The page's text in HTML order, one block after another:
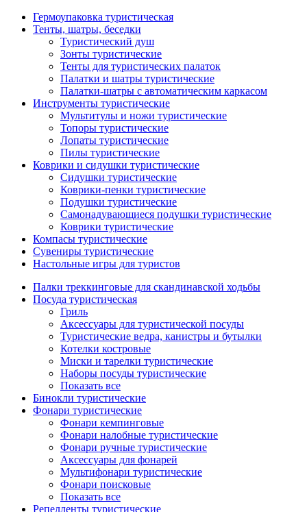
Гермоупаковка туристическая
Тенты, шатры, беседки
Туристический душ
Зонты туристические
Тенты для туристических палаток
Палатки и шатры туристические
Палатки-шатры с автоматическим каркасом
Инструменты туристические
Мультитулы и ножи туристические
Топоры туристические
Лопаты туристические
Пилы туристические
Коврики и сидушки туристические
Сидушки туристические
Коврики-пенки туристические
Подушки туристические
Самонадувающиеся подушки туристические
Коврики туристические
Компасы туристические
Сувениры туристические
Настольные игры для туристов
Палки треккинговые для скандинавской ходьбы
Посуда туристическая
Гриль
Аксессуары для туристической посуды
Туристические ведра, канистры и бутылки
Котелки костровые
Миски и тарелки туристические
Наборы посуды туристические
Показать все
Бинокли туристические
Фонари туристические
Фонари кемпинговые
Фонари налобные туристические
Фонари ручные туристические
Аксессуары для фонарей
Мультифонари туристические
Фонари поисковые
Показать все
Репелленты туристические